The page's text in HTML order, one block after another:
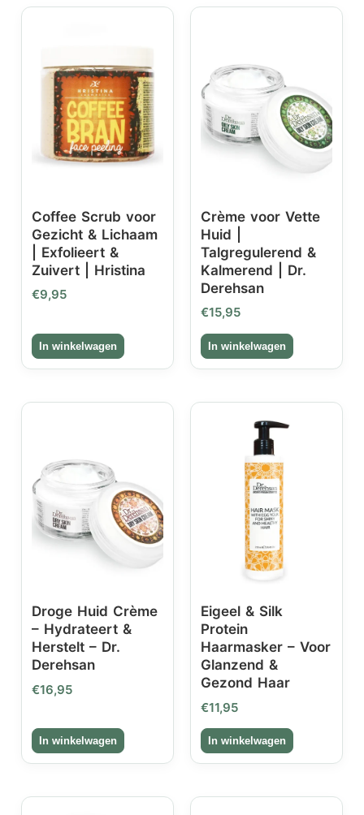
Coffee Scrub voor
Gezicht & Lichaam
| Exfolieert &
Zuivert | Hristina
€9,95
Crème voor Vette
Huid |
Talgregulerend &
Kalmerend | Dr.
Derehsan
€15,95
Droge Huid Crème
– Hydrateert &
Herstelt – Dr.
Derehsan
€16,95
Eigeel & Silk
Protein
Haarmasker – Voor
Glanzend &
Gezond Haar
€11,95